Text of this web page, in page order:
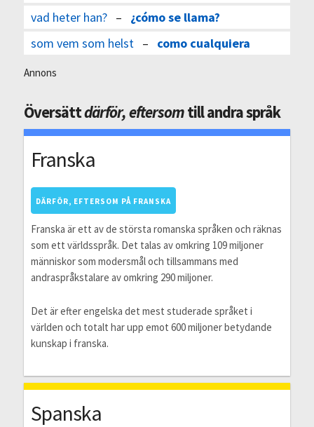
vad heter han?– ¿cómo se llama?
som vem som helst– como cualquiera
Annons
Översättdärför, eftersomtill andra språk
Franska
DÄRFÖR, EFTERSOM PÅ FRANSKA
Franska är ett av de största romanska språken och räknas
som ett världsspråk. Det talas av omkring 109 miljoner
människor som modersmål och tillsammans med
andraspråkstalare av omkring 290 miljoner.
Det är efter engelska det mest studerade språket i
världen och totalt har upp emot 600 miljoner betydande
kunskap i franska.
Spanska